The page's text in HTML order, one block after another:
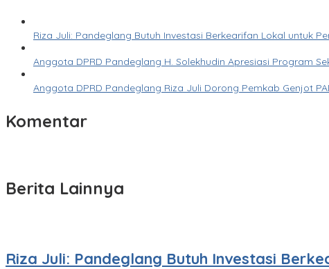
Riza Juli: Pandeglang Butuh Investasi Berkearifan Lokal untuk
Anggota DPRD Pandeglang H. Solekhudin Apresiasi Program
Anggota DPRD Pandeglang Riza Juli Dorong Pemkab Genjot
Komentar
Berita Lainnya
Riza Juli: Pandeglang Butuh Investasi